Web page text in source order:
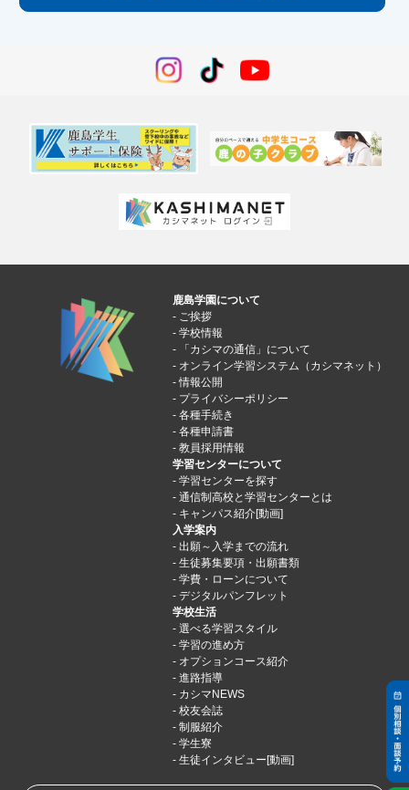
鹿島学園について
ご挨拶
学校情報
「カシマの通信」について
オンライン学習システム（カシマネット）
情報公開
プライバシーポリシー
各種手続き
各種申請書
教員採用情報
学習センターについて
学習センターを探す
通信制高校と学習センターとは
キャンパス紹介[動画]
入学案内
出願～入学までの流れ
生徒募集要項・出願書類
学費・ローンについて
デジタルパンフレット
学校生活
選べる学習スタイル
学習の進め方
オプションコース紹介
進路指導
カシマNEWS
校友会誌
制服紹介
学生寮
生徒インタビュー[動画]